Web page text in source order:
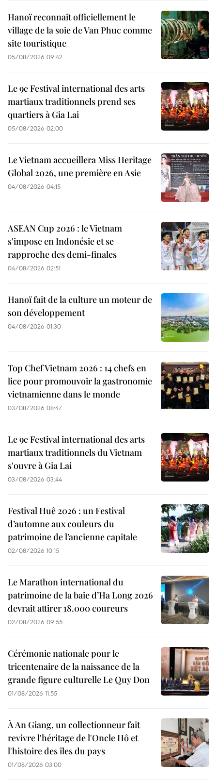
Hanoï reconnaît officiellement le
village de la soie de Van Phuc comme
site touristique
05/08/2026 09:42
Le 9e Festival international des arts
martiaux traditionnels prend ses
quartiers à Gia Lai
05/08/2026 02:00
Le Vietnam accueillera Miss Heritage
Global 2026, une première en Asie
04/08/2026 04:15
ASEAN Cup 2026 : le Vietnam
s'impose en Indonésie et se
rapproche des demi-finales
04/08/2026 02:51
Hanoï fait de la culture un moteur de
son développement
04/08/2026 01:30
Top Chef Vietnam 2026 : 14 chefs en
lice pour promouvoir la gastronomie
vietnamienne dans le monde
03/08/2026 08:47
Le 9e Festival international des arts
martiaux traditionnels du Vietnam
s'ouvre à Gia Lai
03/08/2026 03:44
Festival Huê 2026 : un Festival
d’automne aux couleurs du
patrimoine de l’ancienne capitale
02/08/2026 10:15
Le Marathon international du
patrimoine de la baie d’Ha Long 2026
devrait attirer 18.000 coureurs
02/08/2026 09:55
Cérémonie nationale pour le
tricentenaire de la naissance de la
grande figure culturelle Le Quy Don
01/08/2026 11:55
À An Giang, un collectionneur fait
revivre l'héritage de l'Oncle Hô et
l'histoire des îles du pays
01/08/2026 03:00